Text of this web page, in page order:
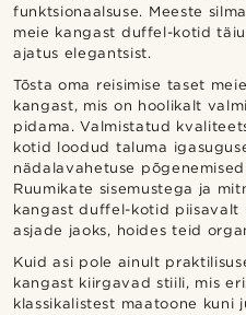
funktsionaalsuse. Meeste
meie kangast duffel-kotid
ajatus elegantsist.
Tõsta oma reisimise taset
kangast, mis on hoolikalt
pidama. Valmistatud
kotid loodud taluma
nädalavahetuse
Ruumikate sisemustega ja
kangast duffel-kotid piisavalt
asjade jaoks, hoides teid
Kuid asi pole ainult
kangast kiirgavad stiili, mis
klassikalistest maatoone kuni